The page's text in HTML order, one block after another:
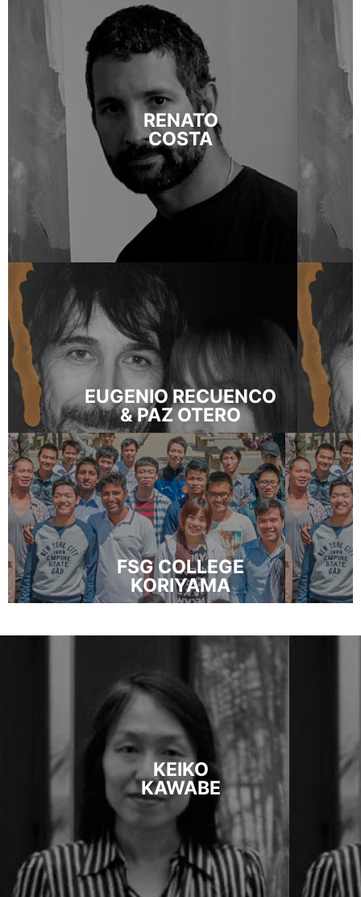
RENATO
COSTA
EUGENIO RECUENCO
& PAZ OTERO
FSG COLLEGE
KORIYAMA
KEIKO
KAWABE